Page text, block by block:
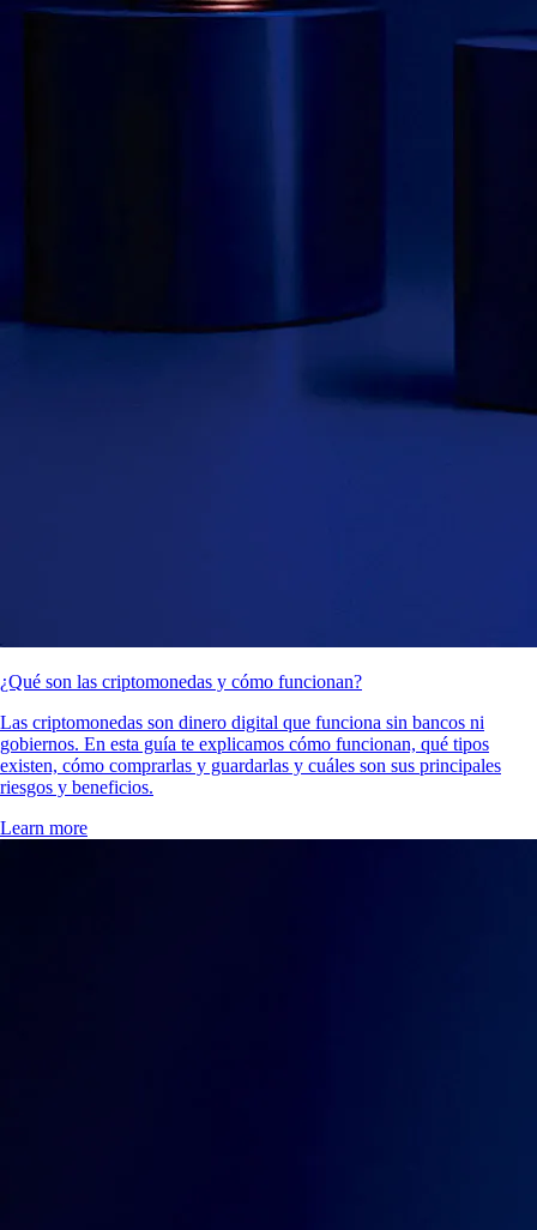
¿Qué son las criptomonedas y cómo funcionan?
Las criptomonedas son dinero digital que funciona sin bancos ni
gobiernos. En esta guía te explicamos cómo funcionan, qué tipos
existen, cómo comprarlas y guardarlas y cuáles son sus principales
riesgos y beneficios.
Learn more